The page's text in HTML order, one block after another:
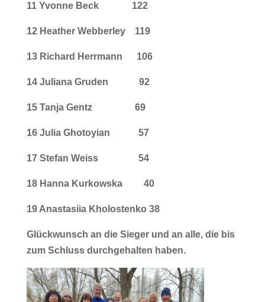
11 Yvonne Beck 122
12 Heather Webberley 119
13 Richard Herrmann 106
14 Juliana Gruden 92
15 Tanja Gentz 69
16 Julia Ghotoyian 57
17 Stefan Weiss 54
18 Hanna Kurkowska 40
19 Anastasiia Kholostenko 38
Glückwunsch an die Sieger und an alle, die bis
zum Schluss durchgehalten haben.